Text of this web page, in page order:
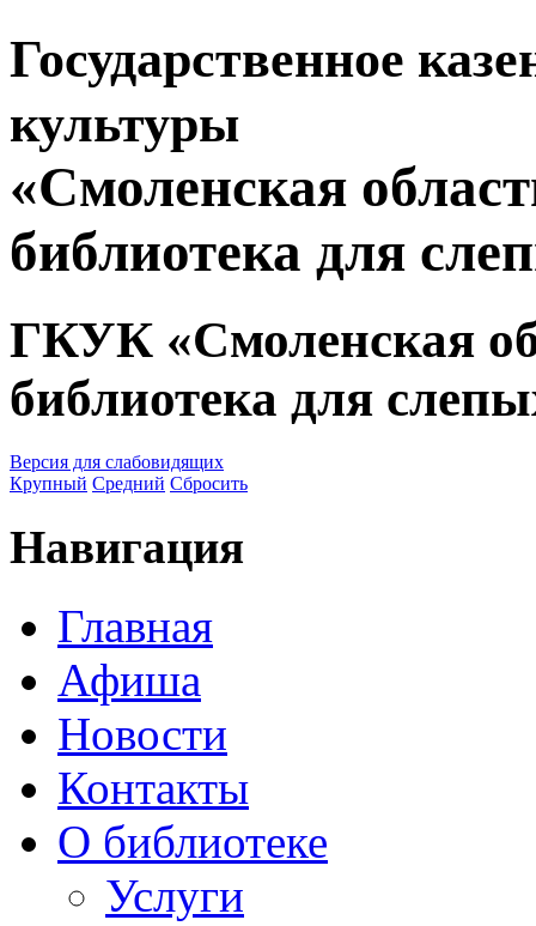
Государственное
культуры
«Смоленская
библиотека для
ГКУК «Смоленская
библиотека для
Версия для слабовидящих
Крупный Средний Сбросить
Навигация
Главная
Афиша
Новости
Контакты
О библиотеке
Услуги